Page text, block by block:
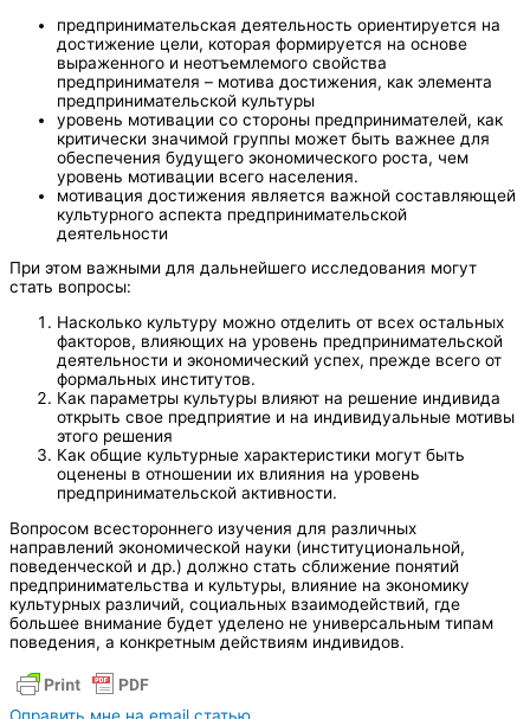
предпринимательская деятельность ориентируется на
достижение цели, которая формируется на основе
выраженного и неотъемлемого свойства
предпринимателя – мотива достижения, как элемента
предпринимательской культуры
уровень мотивации со стороны предпринимателей, как
критически значимой группы может быть важнее для
обеспечения будущего экономического роста, чем
уровень мотивации всего населения.
мотивация достижения является важной составляющей
культурного аспекта предпринимательской
деятельности
При этом важными для дальнейшего исследования могут
стать вопросы:
Насколько культуру можно отделить от всех остальных
факторов, влияющих на уровень предпринимательской
деятельности и экономический успех, прежде всего от
формальных институтов.
Как параметры культуры влияют на решение индивида
открыть свое предприятие и на индивидуальные мотивы
этого решения
Как общие культурные характеристики могут быть
оценены в отношении их влияния на уровень
предпринимательской активности.
Вопросом всестороннего изучения для различных
направлений экономической науки (институциональной,
поведенческой и др.) должно стать сближение понятий
предпринимательства и культуры, влияние на экономику
культурных различий, социальных взаимодействий, где
большее внимание будет уделено не универсальным типам
поведения, а конкретным действиям индивидов.